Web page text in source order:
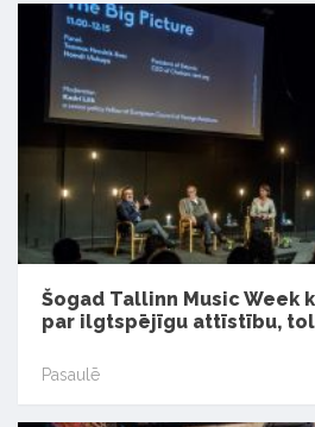
Šogad Tallinn Music Week
par ilgtspējīgu attīstību,
Pasaulē